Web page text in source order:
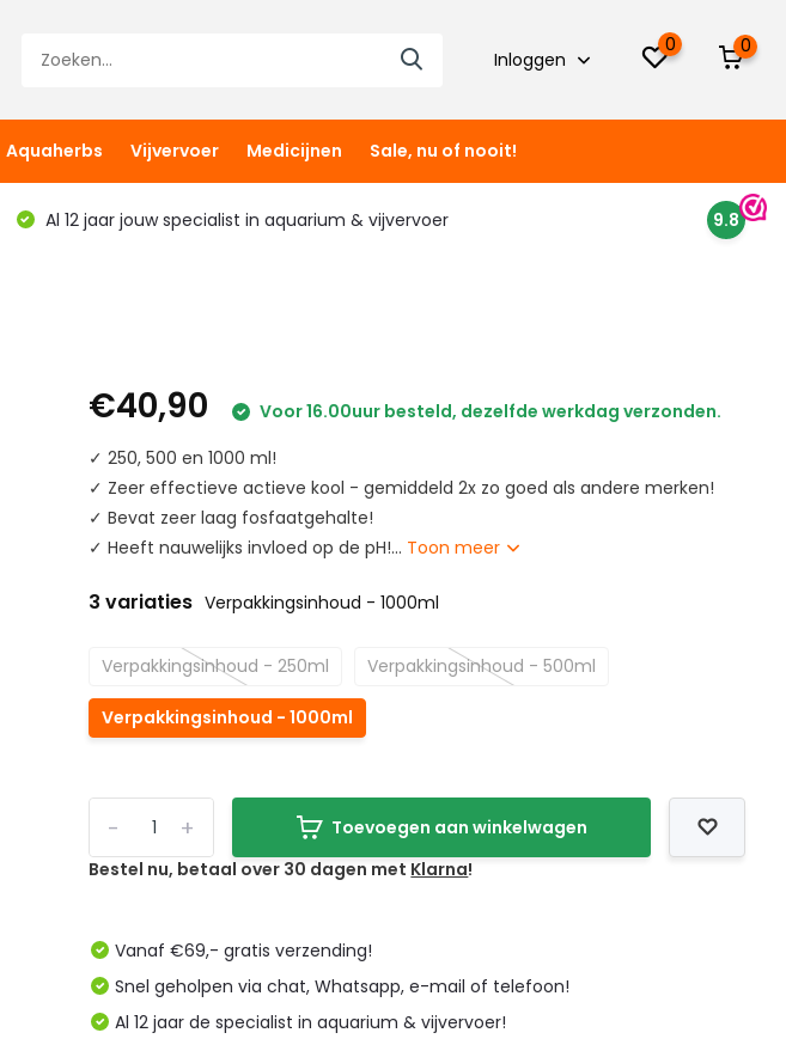
Inloggen
0 0
Aquaherbs Vijvervoer Medicijnen Sale, nu of nooit!
Al 12 jaar jouw specialist in aquarium & vijvervoer 9.8
€40,90
Voor 16.00uur besteld, dezelfde werkdag verzonden.
✓ 250, 500 en 1000 ml!
✓ Zeer effectieve actieve kool - gemiddeld 2x zo goed als andere merken!
✓ Bevat zeer laag fosfaatgehalte!
✓ Heeft nauwelijks invloed op de pH!... Toon meer
3 variaties Verpakkingsinhoud - 1000ml
Verpakkingsinhoud - 250ml Verpakkingsinhoud - 500ml
Verpakkingsinhoud - 1000ml
+
-
Toevoegen aan winkelwagen
Bestel nu, betaal over 30 dagen met Klarna!
Vanaf €69,- gratis verzending!
Snel geholpen via chat, Whatsapp, e-mail of telefoon!
Al 12 jaar de specialist in aquarium & vijvervoer!